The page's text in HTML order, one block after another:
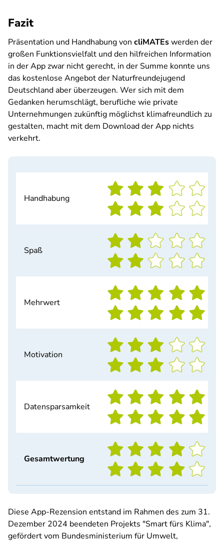
Fazit
Präsentation und Handhabung von cliMATEswerden der
großen Funktionsvielfalt und den hilfreichen Information
in der App zwar nicht gerecht, in der Summe konnte uns
das kostenlose Angebot der Naturfreundejugend
Deutschland aber überzeugen. Wer sich mit dem
Gedanken herumschlägt, berufliche wie private
Unternehmungen zukünftig möglichst klimafreundlich zu
gestalten, macht mit dem Download der App nichts
verkehrt.
Handhabung
Spaß
Mehrwert
Motivation
Datensparsamkeit
Gesamtwertung
Diese App-Rezension entstand im Rahmen des zum 31.
Dezember 2024 beendeten Projekts "Smart fürs Klima",
gefördert vom Bundesministerium für Umwelt,